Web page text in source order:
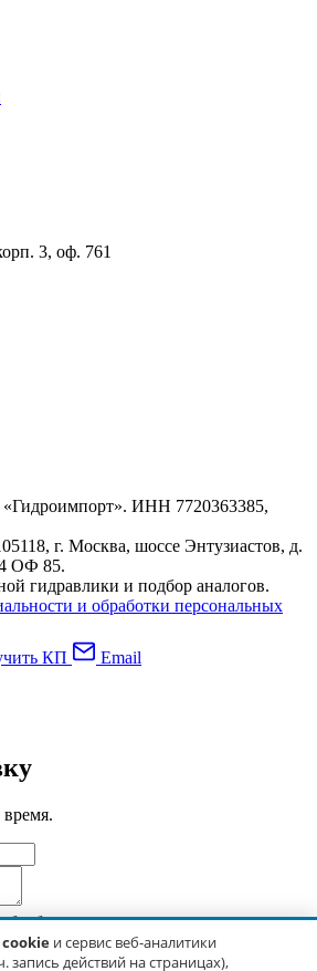
3, оф. 761
ИНН 7720363385,
г. Москва, шоссе Энтузиастов, д.
ОФ 85.
гидравлики и подбор аналогов.
и обработки персональных
cookie и сервис веб-аналитики
запись действий на страницах),
КП Email
персональных данных в
обработки персональных данных